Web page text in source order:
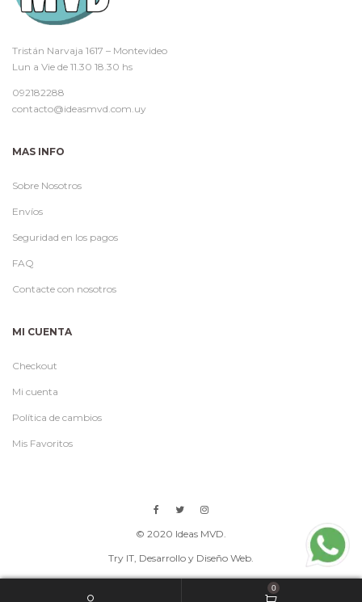
Tristán Narvaja 1617 – Montevideo
Lun a Vie de 11.30 18.30 hs
092182288
contacto@ideasmvd.com.uy
MAS INFO
Sobre Nosotros
Envíos
Seguridad en los pagos
FAQ
Contacte con nosotros
MI CUENTA
Checkout
Mi cuenta
Política de cambios
Mis Favoritos
© 2020 Ideas MVD.
Try IT , Desarrollo y Diseño Web.
0